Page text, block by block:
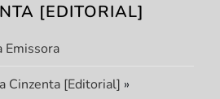
[EDITORIAL]
Emissora
Cinzenta [Editorial] »